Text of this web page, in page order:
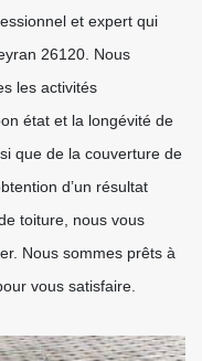
et expert qui
26120. Nous
les activités
état et la longévité de
que de la couverture de
d’un résultat
toiture, nous vous
Nous sommes prêts à
vous satisfaire.